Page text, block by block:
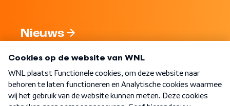
Nieuws
Nieuwsbrief
Word Lid